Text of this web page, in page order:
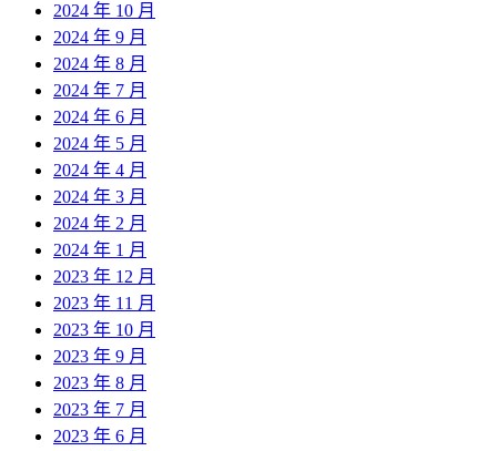
2024 年 10 月
2024 年 9 月
2024 年 8 月
2024 年 7 月
2024 年 6 月
2024 年 5 月
2024 年 4 月
2024 年 3 月
2024 年 2 月
2024 年 1 月
2023 年 12 月
2023 年 11 月
2023 年 10 月
2023 年 9 月
2023 年 8 月
2023 年 7 月
2023 年 6 月